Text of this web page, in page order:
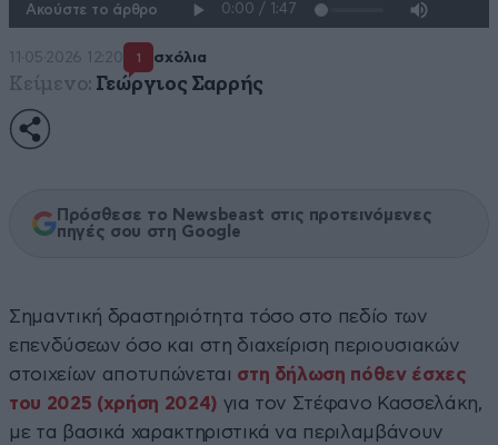
Ακούστε το άρθρο
11·05·2026 12:20 1 σχόλια
Κείμενο: Γεώργιος Σαρρής
Πρόσθεσε το Newsbeast στις προτεινόμενες
πηγές σου στη Google
Σημαντική δραστηριότητα τόσο στο πεδίο των
επενδύσεων όσο και στη διαχείριση περιουσιακών
στοιχείων αποτυπώνεται στη δήλωση πόθεν έσχες
του 2025 (χρήση 2024) για τον Στέφανο Κασσελάκη,
με τα βασικά χαρακτηριστικά να περιλαμβάνουν